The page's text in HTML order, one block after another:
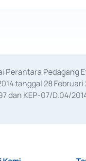
tanggal 28
dan KEP-07/D.04/